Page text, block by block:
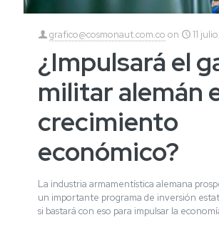
grafico@cosmonaut.com.co on 11
¿Impulsará el
militar alemán
crecimiento
económico?
La industria armamentística alemana
un importante programa de inversión
si bastará con eso para impulsar la